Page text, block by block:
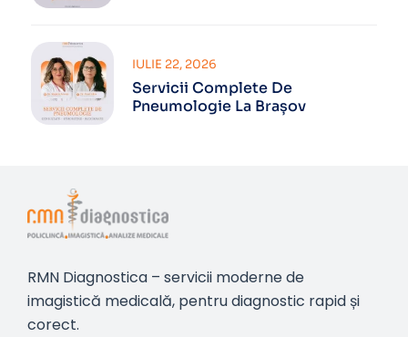
Servicii Complete De
Pneumologie La Brașov
IULIE 22, 2026
RMN Diagnostica – servicii moderne de
imagistică medicală, pentru diagnostic rapid și
corect.